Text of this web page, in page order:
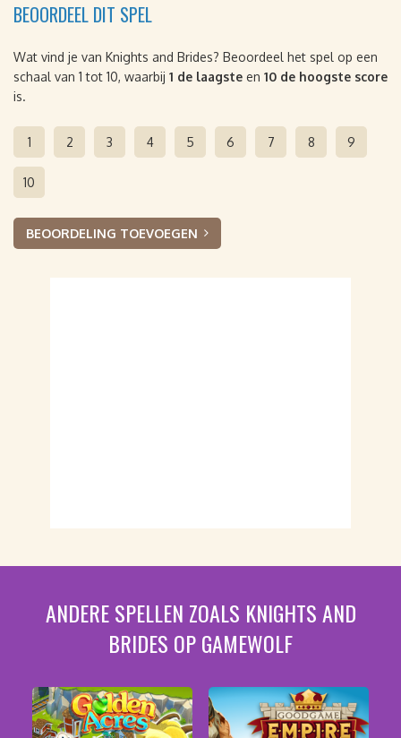
BEOORDEEL DIT SPEL
Wat vind je van Knights and Brides? Beoordeel het spel op een
schaal van 1 tot 10, waarbij 1 de laagste en 10 de hoogste score
is.
1 2 3 4 5 6 7 8 9
10
BEOORDELING TOEVOEGEN
ANDERE SPELLEN ZOALS KNIGHTS AND
BRIDES OP GAMEWOLF